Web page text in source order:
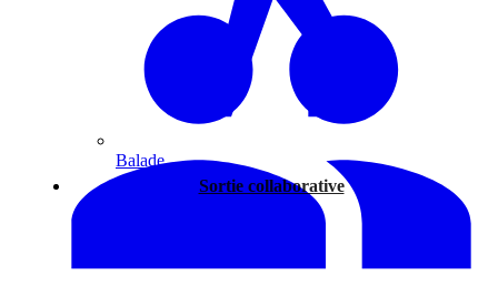
Balade
Sortie collaborative